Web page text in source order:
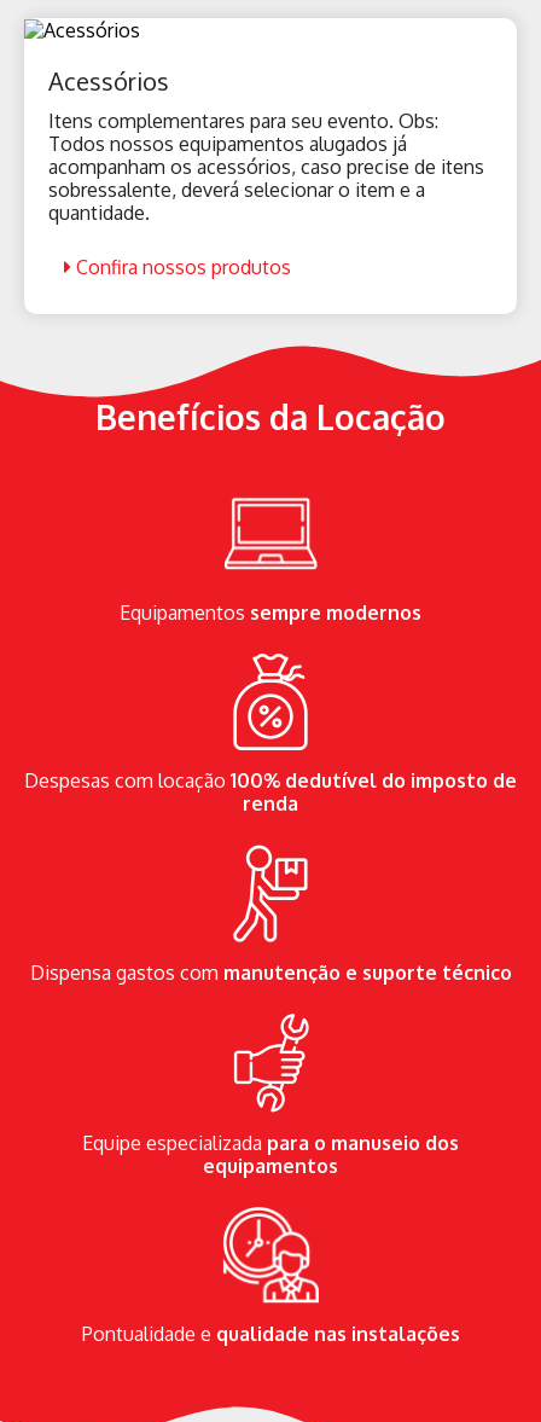
Acessórios
Itens complementares para seu evento. Obs:
Todos nossos equipamentos alugados já
acompanham os acessórios, caso precise de itens
sobressalente, deverá selecionar o item e a
quantidade.
Confira nossos produtos
Benefícios da Locação
Equipamentos sempre modernos
Despesas com locação 100% dedutível do imposto de
renda
Dispensa gastos com manutenção e suporte técnico
Equipe especializada para o manuseio dos
equipamentos
Pontualidade e qualidade nas instalações